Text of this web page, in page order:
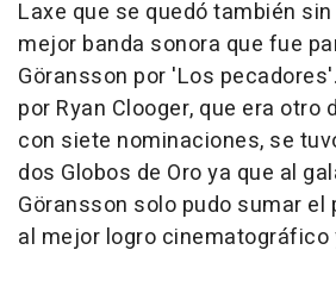
Laxe que se quedó también
mejor banda sonora que fue
Göransson por 'Los
por Ryan Clooger, que era otro
con siete nominaciones, se
dos Globos de Oro ya que al
Göransson solo pudo sumar
al mejor logro cinematográfico